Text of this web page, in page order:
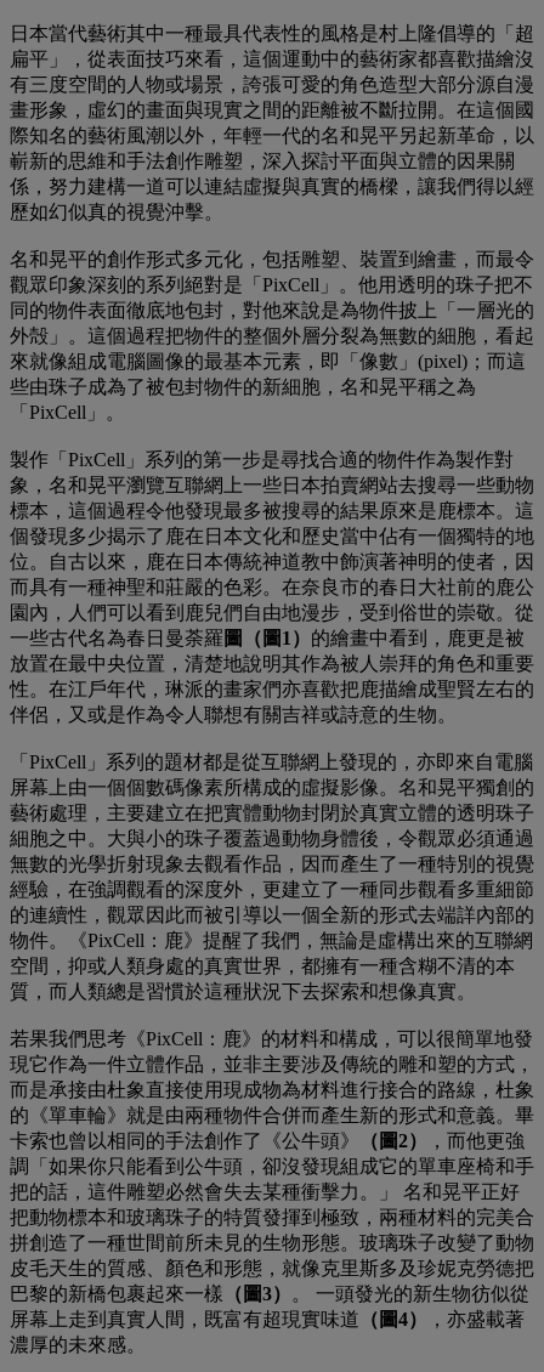
日本當代藝術其中一種最具代表性的風格是村上隆倡導的「超
扁平」，從表面技巧來看，這個運動中的藝術家都喜歡描繪沒
有三度空間的人物或場景，誇張可愛的角色造型大部分源自漫
畫形象，虛幻的畫面與現實之間的距離被不斷拉開。在這個國
際知名的藝術風潮以外，年輕一代的名和晃平另起新革命，以
嶄新的思維和手法創作雕塑，深入探討平面與立體的因果關
係，努力建構一道可以連結虛擬與真實的橋樑，讓我們得以經
歷如幻似真的視覺沖擊。
名和晃平的創作形式多元化，包括雕塑、裝置到繪畫，而最令
觀眾印象深刻的系列絕對是「PixCell」。他用透明的珠子把不
同的物件表面徹底地包封，對他來說是為物件披上「一層光的
外殻」。這個過程把物件的整個外層分裂為無數的細胞，看起
來就像組成電腦圖像的最基本元素，即「像數」(pixel)；而這
些由珠子成為了被包封物件的新細胞，名和晃平稱之為
「PixCell」。
製作「PixCell」系列的第一步是尋找合適的物件作為製作對
象，名和晃平瀏覽互聯網上一些日本拍賣網站去搜尋一些動物
標本，這個過程令他發現最多被搜尋的結果原來是鹿標本。這
個發現多少揭示了鹿在日本文化和歷史當中佔有一個獨特的地
位。自古以來，鹿在日本傳統神道教中飾演著神明的使者，因
而具有一種神聖和莊嚴的色彩。在奈良市的春日大社前的鹿公
園內，人們可以看到鹿兒們自由地漫步，受到俗世的崇敬。從
一些古代名為春日曼荼羅 圖 （圖1） 的繪畫中看到，鹿更是被
放置在最中央位置，清楚地說明其作為被人崇拜的角色和重要
性。在江戶年代，琳派的畫家們亦喜歡把鹿描繪成聖賢左右的
伴侶，又或是作為令人聯想有關吉祥或詩意的生物。
「PixCell」系列的題材都是從互聯網上發現的，亦即來自電腦
屏幕上由一個個數碼像素所構成的虛擬影像。名和晃平獨創的
藝術處理，主要建立在把實體動物封閉於真實立體的透明珠子
細胞之中。大與小的珠子覆蓋過動物身體後，令觀眾必須通過
無數的光學折射現象去觀看作品，因而產生了一種特別的視覺
經驗，在強調觀看的深度外，更建立了一種同步觀看多重細節
的連續性，觀眾因此而被引導以一個全新的形式去端詳內部的
物件。《PixCell：鹿》提醒了我們，無論是虛構出來的互聯網
空間，抑或人類身處的真實世界，都擁有一種含糊不清的本
質，而人類總是習慣於這種狀況下去探索和想像真實。
若果我們思考《PixCell：鹿》的材料和構成，可以很簡單地發
現它作為一件立體作品，並非主要涉及傳統的雕和塑的方式，
而是承接由杜象直接使用現成物為材料進行接合的路線，杜象
的《單車輪》就是由兩種物件合併而產生新的形式和意義。畢
卡索也曾以相同的手法創作了《公牛頭》
（圖2）
，而他更強
調「如果你只能看到公牛頭，卻沒發現組成它的單車座椅和手
把的話，這件雕塑必然會失去某種衝擊力。」 名和晃平正好
把動物標本和玻璃珠子的特質發揮到極致，兩種材料的完美合
拼創造了一種世間前所未見的生物形態。玻璃珠子改變了動物
皮毛天生的質感、顏色和形態，就像克里斯多及珍妮克勞德把
巴黎的新橋包裹起來一樣 （圖3）
。 一頭發光的新生物彷似從
屏幕上走到真實人間，既富有超現實味道 （圖4）
，亦盛載著
濃厚的未來感。